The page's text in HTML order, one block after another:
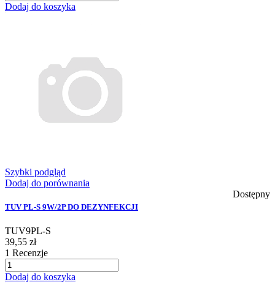
Dodaj do koszyka
Szybki podgląd
Dodaj do porównania
Dostępny
TUV PL-S 9W/2P DO DEZYNFEKCJI
TUV9PL-S
39,55 zł
1 Recenzje
Dodaj do koszyka